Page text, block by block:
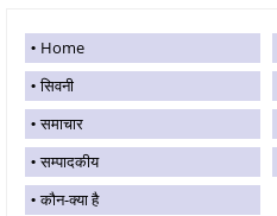
Home
सिवनी
समाचार
सम्पादकीय
कौन-क्या है